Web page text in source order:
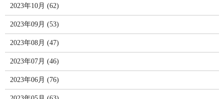
2023年10月 (62)
2023年09月 (53)
2023年08月 (47)
2023年07月 (46)
2023年06月 (76)